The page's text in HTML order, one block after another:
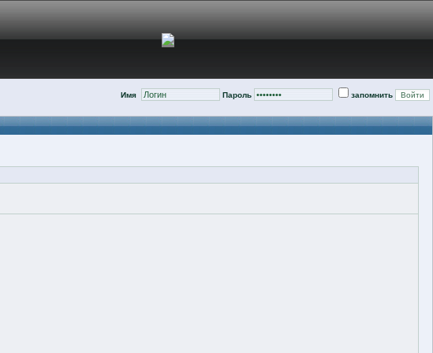
Имя Пароль запомнить